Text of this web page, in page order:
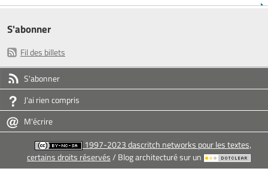
S'abonner
Fil des billets
S'abonner
J'ai rien compris
M'écrire
1997-2023 dascritch networks pour les textes,
certains droits réservés/ Blog architecturé sur un